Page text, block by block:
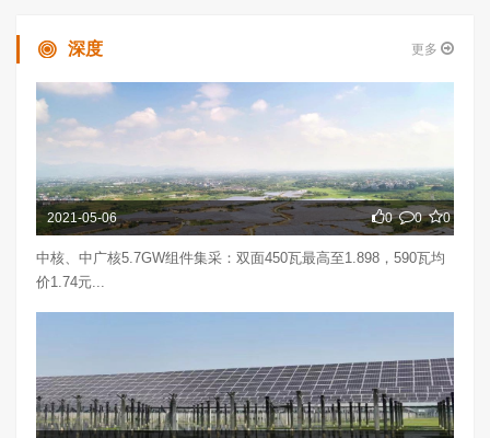
深度 更多
2021-05-06 0 0 0
中核、中广核5.7GW组件集采：双面450瓦最高至1.898，590瓦均
价1.74元...